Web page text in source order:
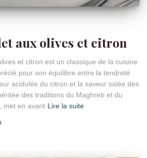
aux olives et citron
et citron est un classique de la cuisine
pour son équilibre entre la tendreté
acidulée du citron et la saveur salée des
des traditions du Maghreb et du
met en avant Lire la suite